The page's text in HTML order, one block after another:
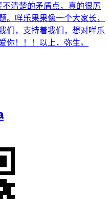
清楚的矛盾点，真的很厉
。咩乐果果像一个大家长，
们，支持着我们，想对咩乐
你！！！以上，弥生。